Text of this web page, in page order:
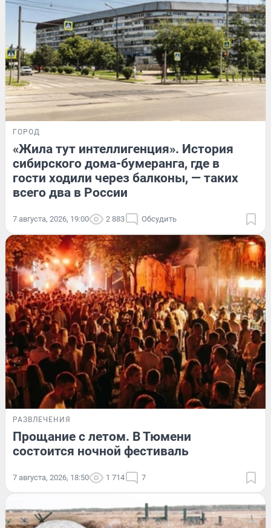
ГОРОД
«Жила тут интеллигенция». История
сибирского дома-бумеранга, где в
гости ходили через балконы, — таких
всего два в России
7 августа, 2026, 19:00 2 883 Обсудить
РАЗВЛЕЧЕНИЯ
Прощание с летом. В Тюмени
состоится ночной фестиваль
7 августа, 2026, 18:50 1 714 7